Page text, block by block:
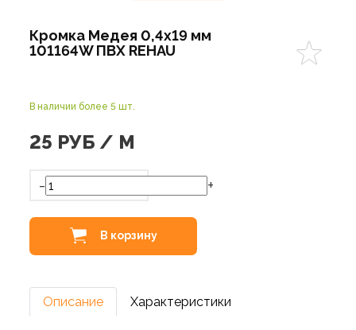
Кромка Медея 0,4х19 мм
101164W ПВХ REHAU
В наличии более 5 шт.
25 РУБ / М
- +
В корзину
Описание Характеристики